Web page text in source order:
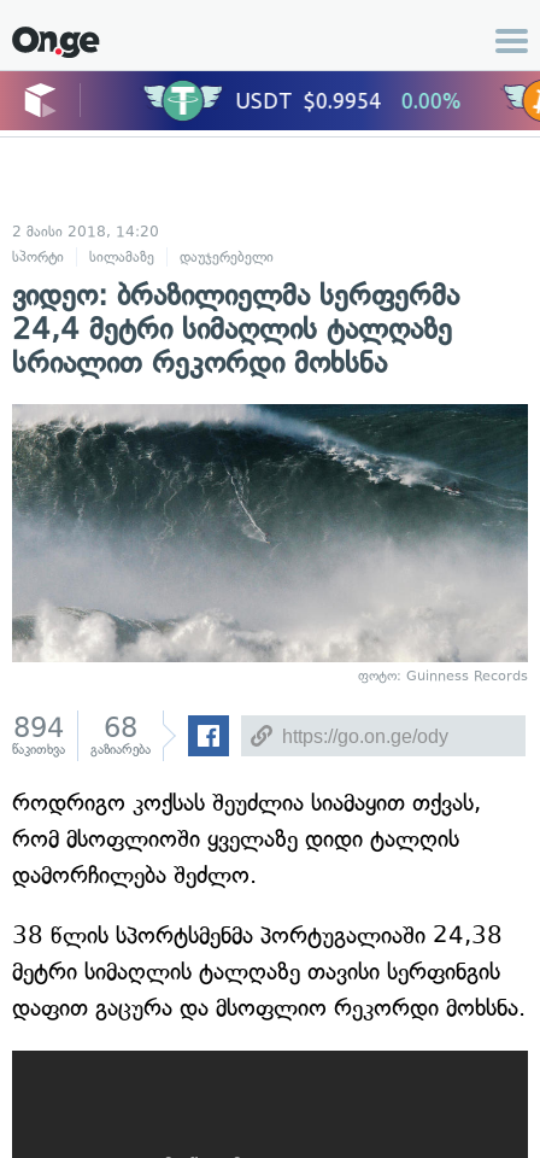
2 მაისი 2018, 14:20
სპორტი
სილამაზე დაუჯერებელი
ვიდეო: ბრაზილიელმა სერფერმა
24,4 მეტრი სიმაღლის ტალღაზე
სრიალით რეკორდი მოხსნა
ფოტო: Guinness Records
894
წაკითხვა
68
გაზიარება
როდრიგო კოქსას შეუძლია სიამაყით თქვას,
რომ მსოფლიოში ყველაზე დიდი ტალღის
დამორჩილება შეძლო.
38 წლის სპორტსმენმა პორტუგალიაში 24,38
მეტრი სიმაღლის ტალღაზე თავისი სერფინგის
დაფით გაცურა და მსოფლიო რეკორდი მოხსნა.